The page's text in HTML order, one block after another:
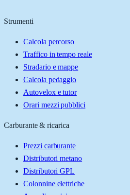
Strumenti
Calcola percorso
Traffico in tempo reale
Stradario e mappe
Calcola pedaggio
Autovelox e tutor
Orari mezzi pubblici
Carburante & ricarica
Prezzi carburante
Distributori metano
Distributori GPL
Colonnine elettriche